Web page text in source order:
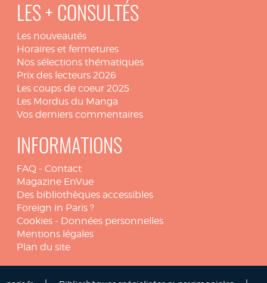
LES + CONSULTÉS
Les nouveautés
Horaires et fermetures
Nos sélections thématiques
Prix des lecteurs 2026
Les coups de coeur 2025
Les Mordus du Manga
Vos derniers commentaires
INFORMATIONS
FAQ - Contact
Magazine EnVue
Des bibliothèques accessibles
Foreign in Paris ?
Cookies - Données personnelles
Mentions légales
Plan du site